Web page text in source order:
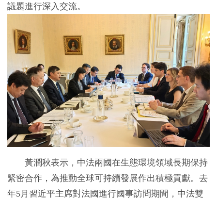
議題進行深入交流。
黃潤秋表示，中法兩國在生態環境領域長期保持
緊密合作，為推動全球可持續發展作出積極貢獻。去
年5月習近平主席對法國進行國事訪問期間，中法雙